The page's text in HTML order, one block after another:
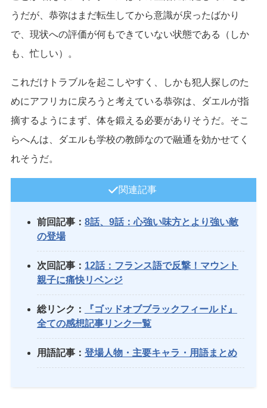
うだが、恭弥はまだ転生してから意識が戻ったばかり
で、現状への評価が何もできていない状態である（しか
も、忙しい）。
これだけトラブルを起こしやすく、しかも犯人探しのた
めにアフリカに戻ろうと考えている恭弥は、ダエルが指
摘するようにまず、体を鍛える必要がありそうだ。そこ
らへんは、ダエルも学校の教師なので融通を効かせてく
れそうだ。
関連記事
前回記事： 8話、9話：心強い味方とより強い敵
の登場
次回記事： 12話：フランス語で反撃！マウント
親子に痛快リベンジ
総リンク：
『ゴッドオブブラックフィールド』
全ての感想記事リンク一覧
用語記事： 登場人物・主要キャラ・用語まとめ